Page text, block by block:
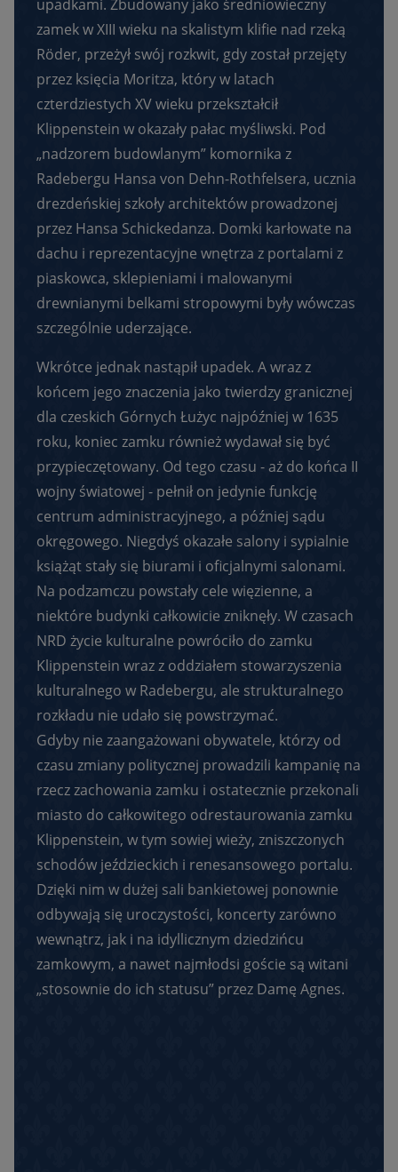
upadkami. Zbudowany jako średniowieczny
zamek w XIII wieku na skalistym klifie nad rzeką
Röder, przeżył swój rozkwit, gdy został przejęty
przez księcia Moritza, który w latach
czterdziestych XV wieku przekształcił
Klippenstein w okazały pałac myśliwski. Pod
„nadzorem budowlanym” komornika z
Radebergu Hansa von Dehn-Rothfelsera, ucznia
drezdeńskiej szkoły architektów prowadzonej
przez Hansa Schickedanza. Domki karłowate na
dachu i reprezentacyjne wnętrza z portalami z
piaskowca, sklepieniami i malowanymi
drewnianymi belkami stropowymi były wówczas
szczególnie uderzające.
Wkrótce jednak nastąpił upadek. A wraz z
końcem jego znaczenia jako twierdzy granicznej
dla czeskich Górnych Łużyc najpóźniej w 1635
roku, koniec zamku również wydawał się być
przypieczętowany. Od tego czasu - aż do końca II
wojny światowej - pełnił on jedynie funkcję
centrum administracyjnego, a później sądu
okręgowego. Niegdyś okazałe salony i sypialnie
książąt stały się biurami i oficjalnymi salonami.
Na podzamczu powstały cele więzienne, a
niektóre budynki całkowicie zniknęły. W czasach
NRD życie kulturalne powróciło do zamku
Klippenstein wraz z oddziałem stowarzyszenia
kulturalnego w Radebergu, ale strukturalnego
rozkładu nie udało się powstrzymać.
Gdyby nie zaangażowani obywatele, którzy od
czasu zmiany politycznej prowadzili kampanię na
rzecz zachowania zamku i ostatecznie przekonali
miasto do całkowitego odrestaurowania zamku
Klippenstein, w tym sowiej wieży, zniszczonych
schodów jeździeckich i renesansowego portalu.
Dzięki nim w dużej sali bankietowej ponownie
odbywają się uroczystości, koncerty zarówno
wewnątrz, jak i na idyllicznym dziedzińcu
zamkowym, a nawet najmłodsi goście są witani
„stosownie do ich statusu” przez Damę Agnes.